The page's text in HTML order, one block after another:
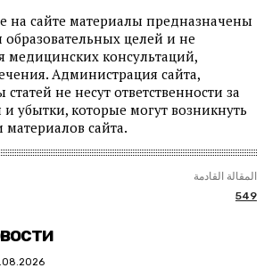
на сайте материалы предназначены
целей и не
медицинских консультаций,
Администрация сайта,
не несут ответственности за
убытки, которые могут возникнуть
сайта.
المقالة القادمة
549